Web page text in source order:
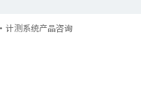
计测系统产品咨询